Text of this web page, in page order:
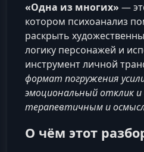
«Одна из многих» —
котором психоанализ
раскрыть
логику персонажей и
инструмент личной
формат погружения
эмоциональный отклик
терапевтичным и
О чём этот